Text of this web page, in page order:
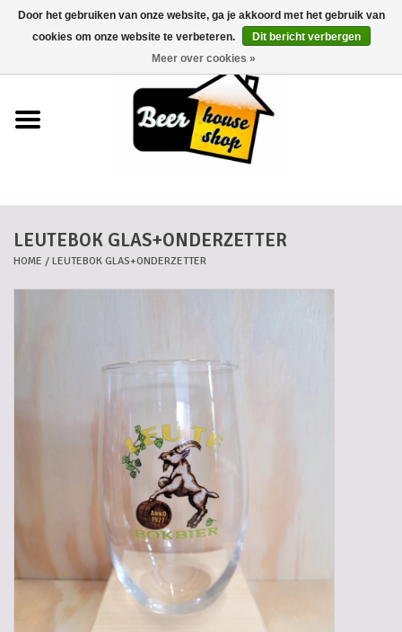
0 Artikelen - €0,00
Biermanden
Blikken
Lege kratten
LEUTEBOK GLAS+ONDERZETTER
HOME / LEUTEBOK GLAS+ONDERZETTER
Door het gebruiken van onze website, ga je akkoord met het gebruik van
cookies om onze website te verbeteren.
Dit bericht verbergen
Meer over cookies »